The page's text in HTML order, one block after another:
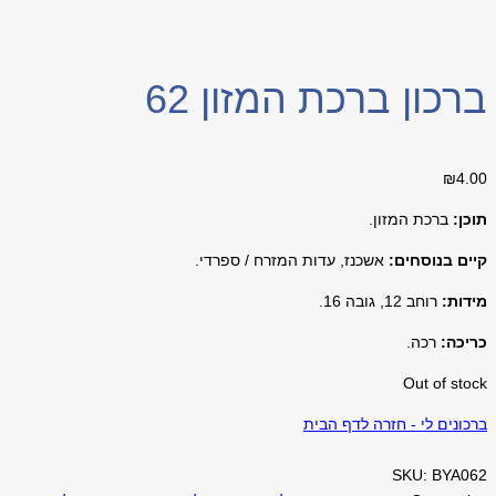
ברכון ברכת המזון 62
₪4.00
תוכן: ברכת המזון.
קיים בנוסחים: אשכנז, עדות המזרח / ספרדי.
מידות: רוחב 12, גובה 16.
כריכה: רכה.
Out of stock
ברכונים לי - חזרה לדף הבית
SKU: BYA062